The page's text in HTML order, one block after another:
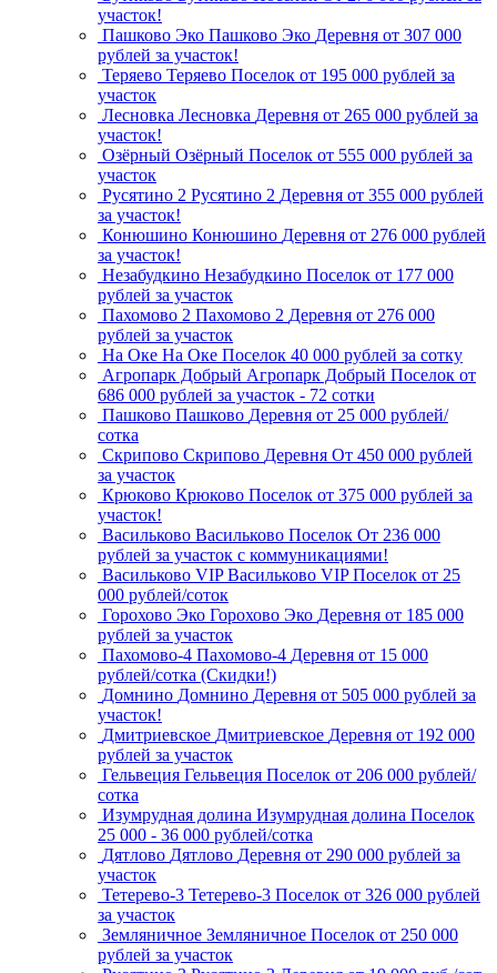
участок!
Пашково Эко Пашково Эко Деревня от 307 000
рублей за участок!
Теряево Теряево Поселок от 195 000 рублей за
участок
Лесновка Лесновка Деревня от 265 000 рублей за
участок!
Озёрный Озёрный Поселок от 555 000 рублей за
участок
Русятино 2 Русятино 2 Деревня от 355 000 рублей
за участок!
Конюшино Конюшино Деревня от 276 000 рублей
за участок!
Незабудкино Незабудкино Поселок от 177 000
рублей за участок
Пахомово 2 Пахомово 2 Деревня от 276 000
рублей за участок
На Оке На Оке Поселок 40 000 рублей за сотку
Агропарк Добрый Агропарк Добрый Поселок от
686 000 рублей за участок - 72 сотки
Пашково Пашково Деревня от 25 000 рублей/
сотка
Скрипово Скрипово Деревня От 450 000 рублей
за участок
Крюково Крюково Поселок от 375 000 рублей за
участок!
Васильково Васильково Поселок От 236 000
рублей за участок с коммуникациями!
Васильково VIP Васильково VIP Поселок от 25
000 рублей/соток
Горохово Эко Горохово Эко Деревня от 185 000
рублей за участок
Пахомово-4 Пахомово-4 Деревня от 15 000
рублей/сотка (Скидки!)
Домнино Домнино Деревня от 505 000 рублей за
участок!
Дмитриевское Дмитриевское Деревня от 192 000
рублей за участок
Гельвеция Гельвеция Поселок от 206 000 рублей/
сотка
Изумрудная долина Изумрудная долина Поселок
25 000 - 36 000 рублей/сотка
Дятлово Дятлово Деревня от 290 000 рублей за
участок
Тетерево-3 Тетерево-3 Поселок от 326 000 рублей
за участок
Земляничное Земляничное Поселок от 250 000
рублей за участок